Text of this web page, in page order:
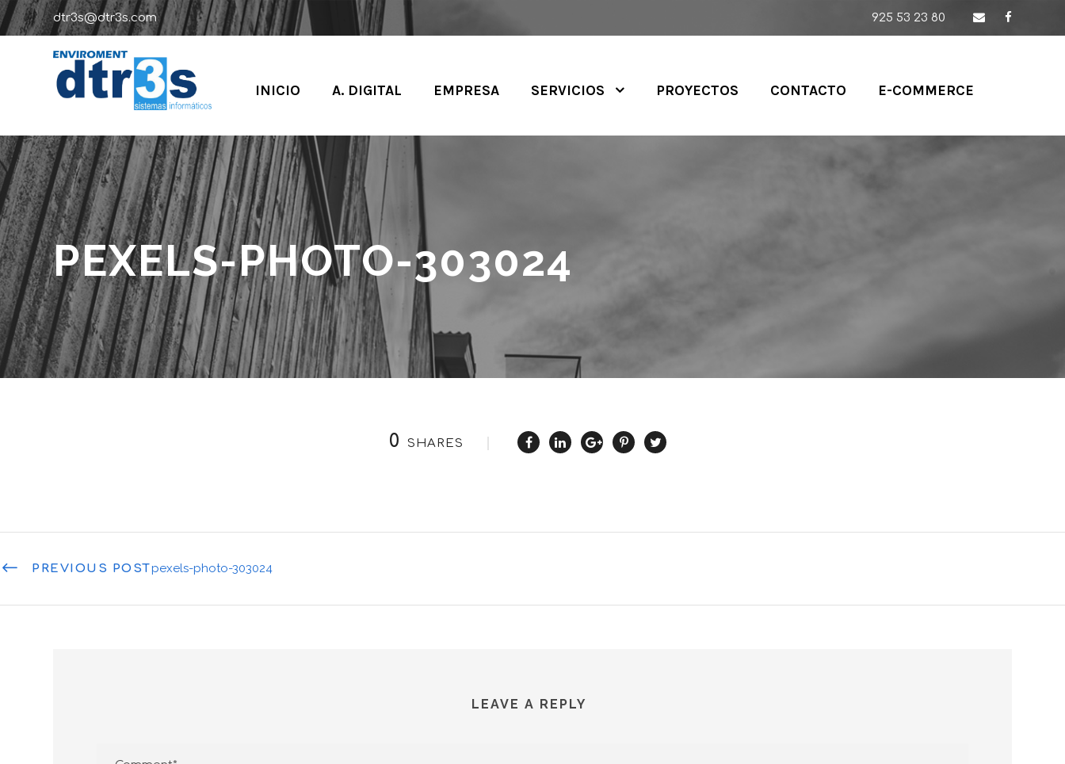
dtr3s@dtr3s.com 925 53 23 80
INICIO A. DIGITAL EMPRESA SERVICIOS PROYECTOS CONTACTO E-COMMERCE
PEXELS-PHOTO-303024
0 SHARES
PREVIOUS POSTpexels-photo-303024
LEAVE A REPLY